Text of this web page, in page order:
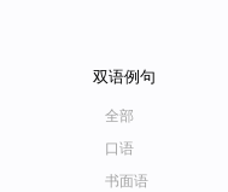
双语例句
全部
口语
书面语